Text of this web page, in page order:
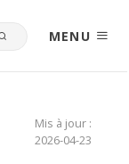
MENU
Mis à jour :
2026-04-23